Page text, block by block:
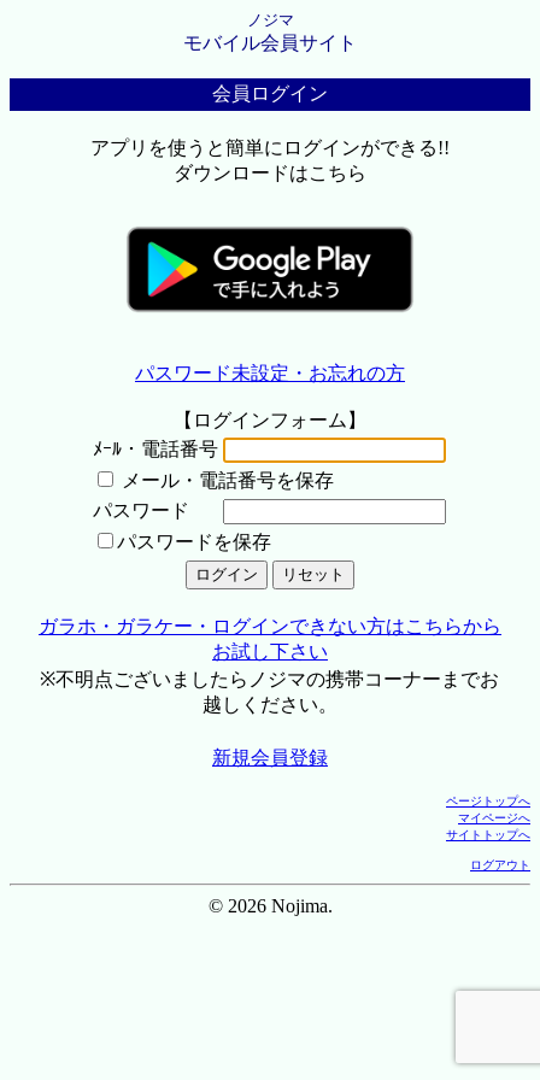
ノジマ
モバイル会員サイト
会員ログイン
アプリを使うと簡単にログインができる!!
ダウンロードはこちら
パスワード未設定・お忘れの方
【ログインフォーム】
ﾒｰﾙ・電話番号
メール・電話番号を保存
パスワード
パスワードを保存
ガラホ・ガラケー・ログインできない方はこちらから
お試し下さい
※不明点ございましたらノジマの携帯コーナーまでお
越しください。
新規会員登録
ページトップへ
マイページへ
サイトトップへ
ログアウト
© 2026 Nojima.